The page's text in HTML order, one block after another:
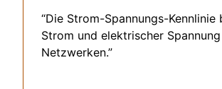
“Die Strom-Spannungs-
Strom und elektrischer
Netzwerken.”